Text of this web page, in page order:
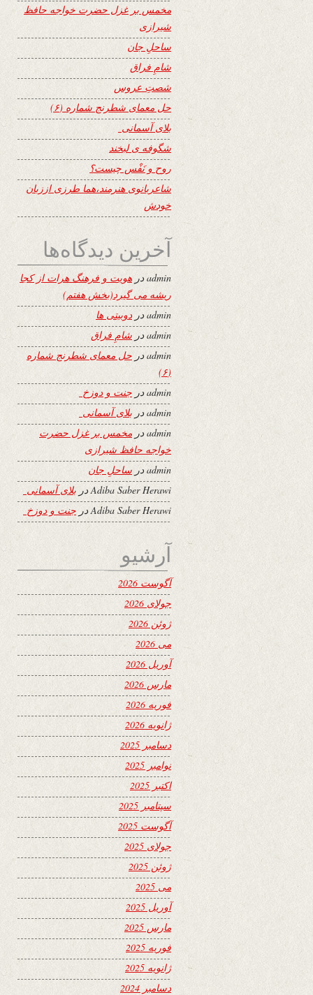
مخمس بر غزل حضرت خواجه حافظ
شیرازی
ساحلِ جان
شامِ فراق
شصتِ عروس
حل معمای شطرنج شماره (۶)
بلای آسمانی
شگوفه ى لبخند
روح و نَفْس چیست؟
شاعربانوی هنرمند،هما طرزی اززبان
خودش
آخرین دیدگاه‌ها
adminدر هویت و فرهنگ هرات از کجا
ریشه می گیرد(بخش هفتم)
admin دردوبیتی ها
adminدر شامِ فراق
adminدر حل معمای شطرنج شماره
(۶)
adminدر جنت و دوزخ
adminدر بلای آسمانی
adminدر مخمس بر غزل حضرت
خواجه حافظ شیرازی
adminدر ساحلِ جان
Adiba Saber Herawiدر بلای آسمانی
Adiba Saber Herawiدر جنت و دوزخ
آرشیو
آگوست 2026
جولای 2026
ژوئن 2026
می 2026
آوریل 2026
مارس 2026
فوریه 2026
ژانویه 2026
دسامبر 2025
نوامبر 2025
اکتبر 2025
سپتامبر 2025
آگوست 2025
جولای 2025
ژوئن 2025
می 2025
آوریل 2025
مارس 2025
فوریه 2025
ژانویه 2025
دسامبر 2024